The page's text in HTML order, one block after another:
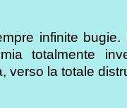
infinite
totalmente
verso la totale